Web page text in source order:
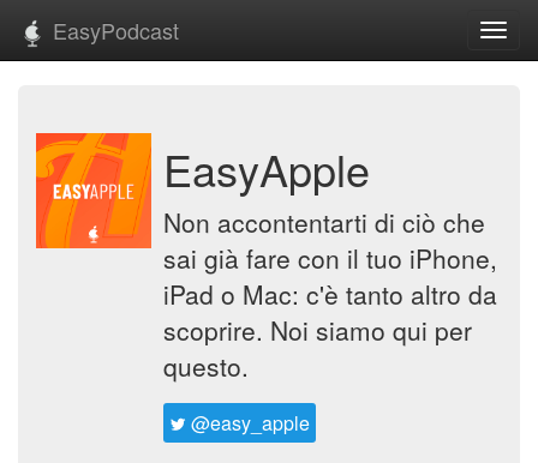
EasyPodcast
EasyApple
Non accontentarti di ciò che
sai già fare con il tuo iPhone,
iPad o Mac: c'è tanto altro da
scoprire. Noi siamo qui per
questo.
@easy_apple